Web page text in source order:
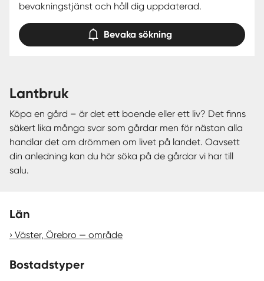
bevakningstjänst och håll dig uppdaterad.
Bevaka sökning
lantbruk
Köpa en gård – är det ett boende eller ett liv? Det finns
säkert lika många svar som gårdar men för nästan alla
handlar det om drömmen om livet på landet. Oavsett
din anledning kan du här söka på de gårdar vi har till
salu.
Län
Väster, Örebro — område
Bostadstyper